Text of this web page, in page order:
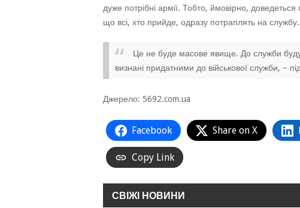
дуже потрібні армії. Тобто, ймовірно,
що всі, хто прийде, одразу потраплять на службу.
Це не буде масове явище. До служби
визнані придатними до військової служби, –
Джерело: 5692.com.ua
Facebook Share on X
Copy Link
СВІЖІ НОВИНИ